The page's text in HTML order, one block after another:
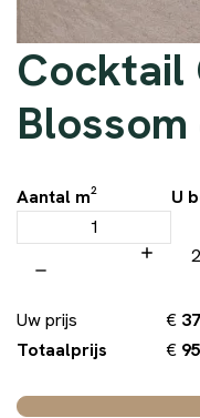
Cocktail
Aantal m² U
Uw prijs €
Totaalprijs
€